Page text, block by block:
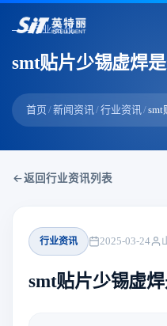
行业资讯
smt贴片少锡虚焊是
首页 /新闻资讯 /行业资讯 /smt
返回行业资讯列表
行业资讯 2025-03-24
smt贴片少锡虚焊